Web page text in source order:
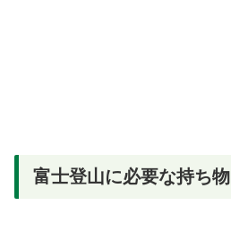
富士登山に必要な持ち物